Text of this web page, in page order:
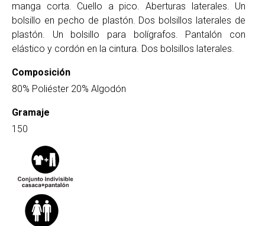
manga corta. Cuello a pico. Aberturas laterales. Un
bolsillo en pecho de plastón. Dos bolsillos laterales de
plastón. Un bolsillo para bolígrafos. Pantalón con
elástico y cordón en la cintura. Dos bolsillos laterales.
Composición
80% Poliéster 20% Algodón
Gramaje
150